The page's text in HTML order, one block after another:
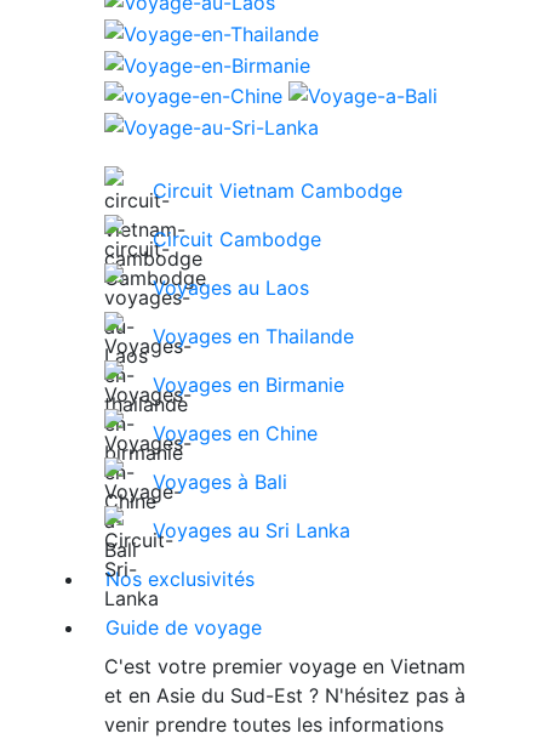
Circuit Vietnam Cambodge
Circuit Cambodge
Voyages au Laos
Voyages en Thailande
Voyages en Birmanie
Voyages en Chine
Voyages à Bali
Voyages au Sri Lanka
Nos exclusivités
Guide de voyage
C'est votre premier voyage en Vietnam
et en Asie du Sud-Est ? N'hésitez pas à
venir prendre toutes les informations